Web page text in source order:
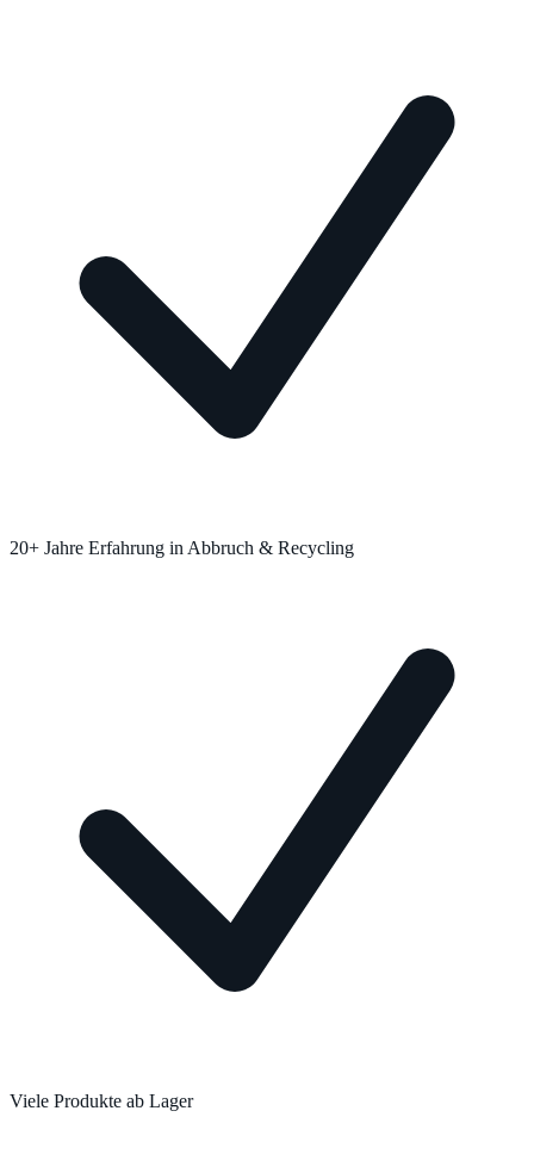
20+ Jahre Erfahrung in Abbruch & Recycling
Viele Produkte ab Lager